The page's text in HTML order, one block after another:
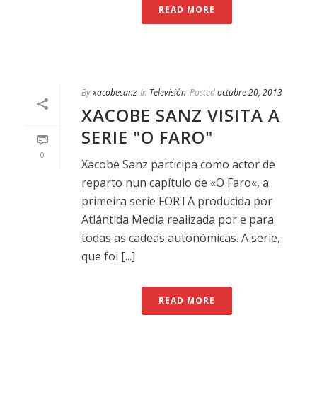
READ MORE
0
Byxacobesanz In Televisión Postedoctubre 20, 2013
XACOBE SANZ VISITA A
SERIE "O FARO"
Xacobe Sanz participa como actor de
reparto nun capítulo de «O Faro«, a
primeira serie FORTA producida por
Atlántida Media realizada por e para
todas as cadeas autonómicas. A serie,
que foi [...]
READ MORE